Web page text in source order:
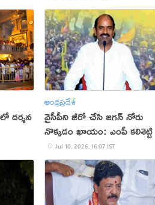
దర్శన
ఆంధ్రప్రదేశ్
వైసీపీని జీరో చేసి జగన్ నోరు
నొక్కడం ఖాయం: ఎంపీ కలిశెట్టి
Jul 10, 2026, 16:07 IST